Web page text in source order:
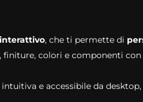
, che ti permette di
colori e componenti
e accessibile da